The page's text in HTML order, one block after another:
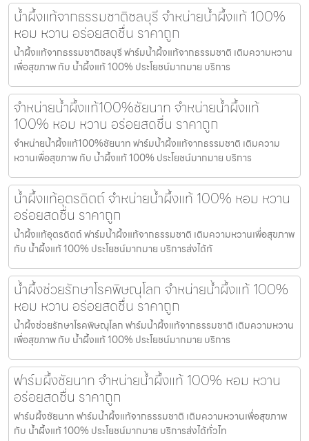
น้ำผึ้งแท้จากธรรมชาติชลบุรี จำหน่ายน้ำผึ้งแท้ 100%
หอม หวาน อร่อยสดชื่น ราคาถูก
น้ำผึ้งแท้จากธรรมชาติชลบุรี ฟาร์มน้ำผึ้งแท้จากธรรมชาติ เติมความหวาน
เพื่อสุขภาพ กับ น้ำผึ้งแท้ 100% ประโยชน์มากมาย บริการ
จำหน่ายน้ำผึ้งแท้100%ชัยนาท จำหน่ายน้ำผึ้งแท้
100% หอม หวาน อร่อยสดชื่น ราคาถูก
จำหน่ายน้ำผึ้งแท้100%ชัยนาท ฟาร์มน้ำผึ้งแท้จากธรรมชาติ เติมความ
หวานเพื่อสุขภาพ กับ น้ำผึ้งแท้ 100% ประโยชน์มากมาย บริการ
น้ำผึ้งแท้อุตรดิตถ์ จำหน่ายน้ำผึ้งแท้ 100% หอม หวาน
อร่อยสดชื่น ราคาถูก
น้ำผึ้งแท้อุตรดิตถ์ ฟาร์มน้ำผึ้งแท้จากธรรมชาติ เติมความหวานเพื่อสุขภาพ
กับ น้ำผึ้งแท้ 100% ประโยชน์มากมาย บริการส่งได้ทั
น้ำผึ้งช่วยรักษาโรคพิษณุโลก จำหน่ายน้ำผึ้งแท้ 100%
หอม หวาน อร่อยสดชื่น ราคาถูก
น้ำผึ้งช่วยรักษาโรคพิษณุโลก ฟาร์มน้ำผึ้งแท้จากธรรมชาติ เติมความหวาน
เพื่อสุขภาพ กับ น้ำผึ้งแท้ 100% ประโยชน์มากมาย บริการ
ฟาร์มผึ้งชัยนาท จำหน่ายน้ำผึ้งแท้ 100% หอม หวาน
อร่อยสดชื่น ราคาถูก
ฟาร์มผึ้งชัยนาท ฟาร์มน้ำผึ้งแท้จากธรรมชาติ เติมความหวานเพื่อสุขภาพ
กับ น้ำผึ้งแท้ 100% ประโยชน์มากมาย บริการส่งได้ทั่วไท